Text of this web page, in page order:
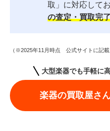
取」に対応してお
の査定・買取完
（※2025年11月時点 公式サイトに記載
大型楽器でも手軽に
楽器の買取屋さ